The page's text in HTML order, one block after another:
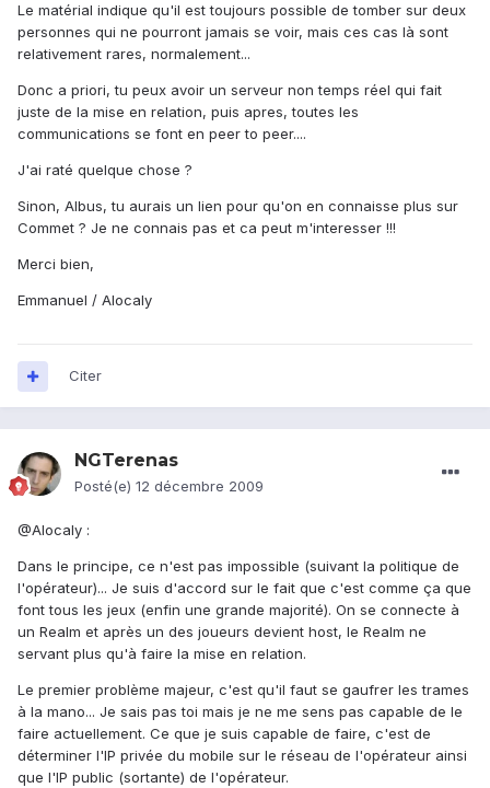
Le matérial indique qu'il est toujours possible de tomber sur deux
personnes qui ne pourront jamais se voir, mais ces cas là sont
relativement rares, normalement...
Donc a priori, tu peux avoir un serveur non temps réel qui fait
juste de la mise en relation, puis apres, toutes les
communications se font en peer to peer....
J'ai raté quelque chose ?
Sinon, Albus, tu aurais un lien pour qu'on en connaisse plus sur
Commet ? Je ne connais pas et ca peut m'interesser !!!
Merci bien,
Emmanuel / Alocaly
Citer
NGTerenas
Posté(e) 12 décembre 2009
@Alocaly :
Dans le principe, ce n'est pas impossible (suivant la politique de
l'opérateur)... Je suis d'accord sur le fait que c'est comme ça que
font tous les jeux (enfin une grande majorité). On se connecte à
un Realm et après un des joueurs devient host, le Realm ne
servant plus qu'à faire la mise en relation.
Le premier problème majeur, c'est qu'il faut se gaufrer les trames
à la mano... Je sais pas toi mais je ne me sens pas capable de le
faire actuellement. Ce que je suis capable de faire, c'est de
déterminer l'IP privée du mobile sur le réseau de l'opérateur ainsi
que l'IP public (sortante) de l'opérateur.